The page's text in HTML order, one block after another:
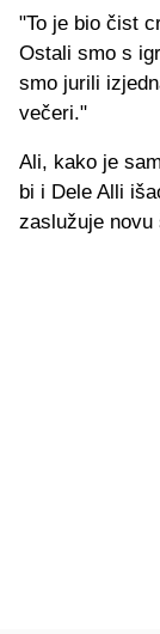
"To je bio čist
Ostali smo s
smo jurili
večeri."
Ali, kako je
bi i Dele Alli
zaslužuje novu